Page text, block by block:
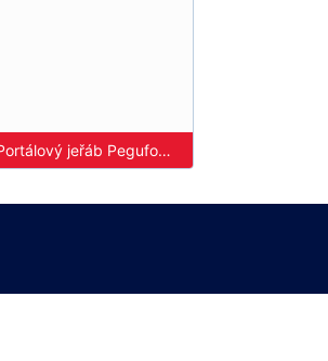
Portálový jeřáb Peguform Libáň